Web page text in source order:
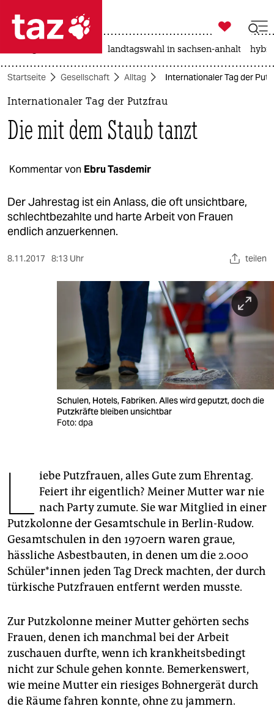
 taz zahl ich
taz zahl ich
politik
öko
gesellschaft
kultur
veranstaltungen
unterstützen
genossenschaft
epaper login

taz zahl ich
landtagswahl in sachsen-anhalt
Startseite Gesellschaft Alltag Internationaler Tag der
Internationaler Tag der Putzfrau
Die mit dem Staub tanzt
Kommentar von Ebru Tasdemir
Der Jahrestag ist ein Anlass, die oft unsichtbare,
schlechtbezahlte und harte Arbeit von Frauen
endlich anzuerkennen.
8.11.2017 8:13 Uhr teilen
Schulen, Hotels, Fabriken. Alles wird geputzt, doch die
Putzkräfte bleiben unsichtbar
Foto: dpa
L iebe Putzfrauen, alles Gute zum Ehrentag.
Feiert ihr eigentlich? Meiner Mutter war nie
nach Party zumute. Sie war Mitglied in einer
Putzkolonne der Gesamtschule in Berlin-Rudow.
Gesamtschulen in den 1970ern waren graue,
hässliche Asbestbauten, in denen um die 2.000
Schüler*innen jeden Tag Dreck machten, der durch
türkische Putzfrauen entfernt werden musste.
Zur Putzkolonne meiner Mutter gehörten sechs
Frauen, denen ich manchmal bei der Arbeit
zuschauen durfte, wenn ich krankheitsbedingt
nicht zur Schule gehen konnte. Bemerkenswert,
wie meine Mutter ein riesiges Bohnergerät durch
die Räume fahren konnte, ohne zu jammern.